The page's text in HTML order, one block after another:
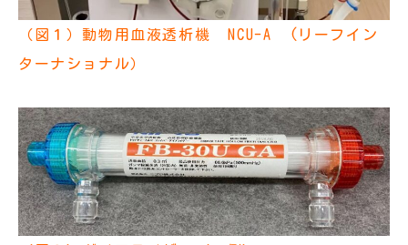
（図１）動物用血液透析機 NCU-A (リーフイン
ターナショナル）